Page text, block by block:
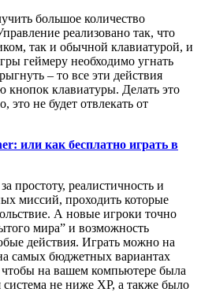
большое количество
реализовано так, что
так и обычной клавиатурой, и
геймеру необходимо угнать
– то все эти действия
клавиатуры. Делать это
это не будет отвлекать от
или как бесплатно играть в
простоту, реалистичность и
миссий, проходить которые
А новые игроки точно
мира” и возможность
действия. Играть можно на
самых бюджетных вариантах
на вашем компьютере была
система не ниже XP, а также было